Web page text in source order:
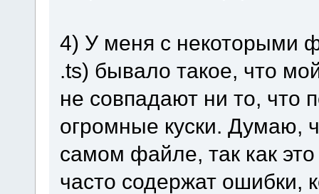
4) У меня с некоторыми
.ts) бывало такое, что
не совпадают ни то, что
огромные куски. Думаю,
самом файле, так как
часто содержат ошибки,